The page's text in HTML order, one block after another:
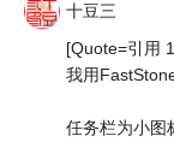
十豆三
[Quote=引用
我用
任务栏为小图